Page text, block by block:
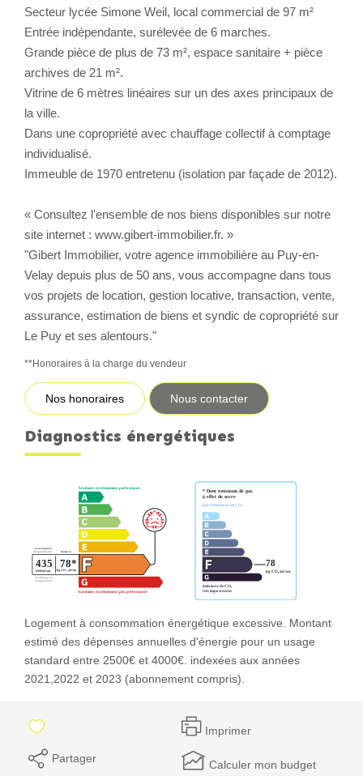
Nous Rejoindre
Secteur lycée Simone Weil, local commercial de 97 m²
Entrée indépendante, surélevée de 6 marches.
Grande pièce de plus de 73 m², espace sanitaire + pièce
archives de 21 m².
Vitrine de 6 mètres linéaires sur un des axes principaux de
la ville.
Dans une copropriété avec chauffage collectif à comptage
individualisé.
Immeuble de 1970 entretenu (isolation par façade de 2012).
« Consultez l'ensemble de nos biens disponibles sur notre
site internet : www.gibert-immobilier.fr. »
"Gibert Immobilier, votre agence immobilière au Puy-en-
Velay depuis plus de 50 ans, vous accompagne dans tous
vos projets de location, gestion locative, transaction, vente,
assurance, estimation de biens et syndic de copropriété sur
Le Puy et ses alentours."
**Honoraires à la charge du vendeur
Nos honoraires Nous contacter
Diagnostics énergétiques
Logement à consommation énergétique excessive. Montant
estimé des dépenses annuelles d'énergie pour un usage
standard entre 2500€ et 4000€. indexées aux années
2021,2022 et 2023 (abonnement compris).
Imprimer
Partager Calculer mon budget